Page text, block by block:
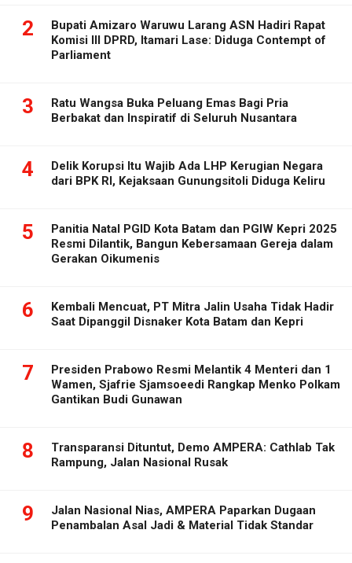
2
Bupati Amizaro Waruwu Larang ASN Hadiri Rapat
Komisi III DPRD, Itamari Lase: Diduga Contempt of
Parliament
3
Ratu Wangsa Buka Peluang Emas Bagi Pria
Berbakat dan Inspiratif di Seluruh Nusantara
4
Delik Korupsi Itu Wajib Ada LHP Kerugian Negara
dari BPK RI, Kejaksaan Gunungsitoli Diduga Keliru
5
Panitia Natal PGID Kota Batam dan PGIW Kepri 2025
Resmi Dilantik, Bangun Kebersamaan Gereja dalam
Gerakan Oikumenis
6
Kembali Mencuat, PT Mitra Jalin Usaha Tidak Hadir
Saat Dipanggil Disnaker Kota Batam dan Kepri
7
Presiden Prabowo Resmi Melantik 4 Menteri dan 1
Wamen, Sjafrie Sjamsoeedi Rangkap Menko Polkam
Gantikan Budi Gunawan
8
Transparansi Dituntut, Demo AMPERA: Cathlab Tak
Rampung, Jalan Nasional Rusak
9
Jalan Nasional Nias, AMPERA Paparkan Dugaan
Penambalan Asal Jadi & Material Tidak Standar